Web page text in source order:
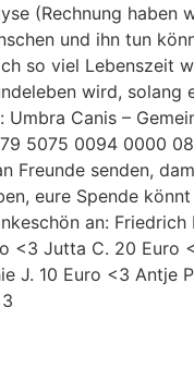
(Rechnung haben
und ihn tun
so viel Lebenszeit
wird, solang
Canis –
5075 0094 0000
Freunde senden,
eure Spende
an:
<3 Jutta C. 20 Euro
J. 10 Euro <3 Antje